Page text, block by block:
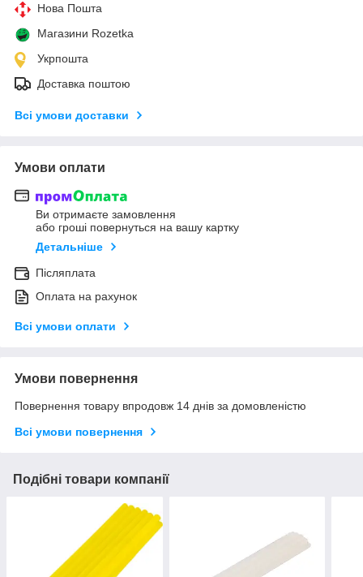
Нова Пошта
Магазини Rozetka
Укрпошта
Доставка поштою
Всі умови доставки
Умови оплати
Ви отримаєте замовлення
або гроші повернуться на вашу картку
Детальніше
Післяплата
Оплата на рахунок
Всі умови оплати
Умови повернення
Повернення товару впродовж 14 днів за домовленістю
Всі умови повернення
Подібні товари компанії